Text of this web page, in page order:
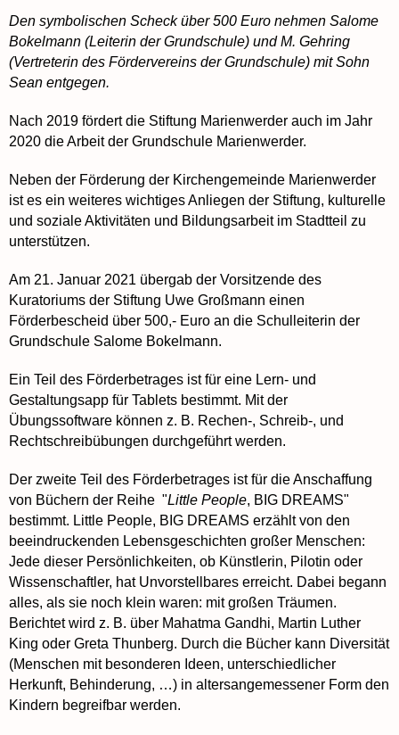
Den symbolischen Scheck über 500 Euro nehmen Salome
Bokelmann (Leiterin der Grundschule) und M. Gehring
(Vertreterin des Fördervereins der Grundschule) mit Sohn
Sean entgegen.
Nach 2019 fördert die Stiftung Marienwerder auch im Jahr
2020 die Arbeit der Grundschule Marienwerder.
Neben der Förderung der Kirchengemeinde Marienwerder
ist es ein weiteres wichtiges Anliegen der Stiftung, kulturelle
und soziale Aktivitäten und Bildungsarbeit im Stadtteil zu
unterstützen.
Am 21. Januar 2021 übergab der Vorsitzende des
Kuratoriums der Stiftung Uwe Großmann einen
Förderbescheid über 500,- Euro an die Schulleiterin der
Grundschule Salome Bokelmann.
Ein Teil des Förderbetrages ist für eine Lern- und
Gestaltungsapp für Tablets bestimmt. Mit der
Übungssoftware können z. B. Rechen-, Schreib-, und
Rechtschreibübungen durchgeführt werden.
Der zweite Teil des Förderbetrages ist für die Anschaffung
von Büchern der Reihe "Little People, BIG DREAMS"
bestimmt. Little People, BIG DREAMS erzählt von den
beeindruckenden Lebensgeschichten großer Menschen:
Jede dieser Persönlichkeiten, ob Künstlerin, Pilotin oder
Wissenschaftler, hat Unvorstellbares erreicht. Dabei begann
alles, als sie noch klein waren: mit großen Träumen.
Berichtet wird z. B. über Mahatma Gandhi, Martin Luther
King oder Greta Thunberg. Durch die Bücher kann Diversität
(Menschen mit besonderen Ideen, unterschiedlicher
Herkunft, Behinderung, …) in altersangemessener Form den
Kindern begreifbar werden.